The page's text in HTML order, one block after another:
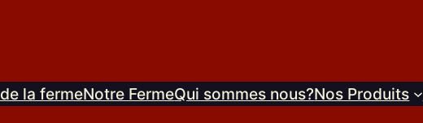
la fermeNotre FermeQui sommes nous?Nos Produits